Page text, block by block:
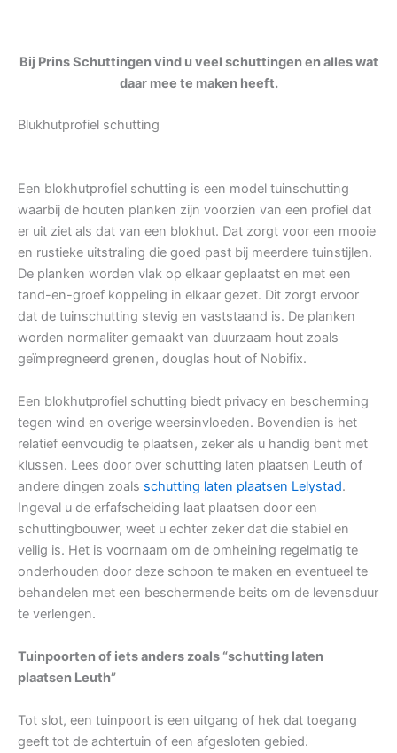
Bij Prins Schuttingen vind u veel schuttingen en alles wat
daar mee te maken heeft.
Blukhutprofiel schutting
Een blokhutprofiel schutting is een model tuinschutting
waarbij de houten planken zijn voorzien van een profiel dat
er uit ziet als dat van een blokhut. Dat zorgt voor een mooie
en rustieke uitstraling die goed past bij meerdere tuinstijlen.
De planken worden vlak op elkaar geplaatst en met een
tand-en-groef koppeling in elkaar gezet. Dit zorgt ervoor
dat de tuinschutting stevig en vaststaand is. De planken
worden normaliter gemaakt van duurzaam hout zoals
geïmpregneerd grenen, douglas hout of Nobifix.
Een blokhutprofiel schutting biedt privacy en bescherming
tegen wind en overige weersinvloeden. Bovendien is het
relatief eenvoudig te plaatsen, zeker als u handig bent met
klussen. Lees door over schutting laten plaatsen Leuth of
andere dingen zoals schutting laten plaatsen Lelystad.
Ingeval u de erfafscheiding laat plaatsen door een
schuttingbouwer, weet u echter zeker dat die stabiel en
veilig is. Het is voornaam om de omheining regelmatig te
onderhouden door deze schoon te maken en eventueel te
behandelen met een beschermende beits om de levensduur
te verlengen.
Tuinpoorten of iets anders zoals “schutting laten
plaatsen Leuth”
Tot slot, een tuinpoort is een uitgang of hek dat toegang
geeft tot de achtertuin of een afgesloten gebied.